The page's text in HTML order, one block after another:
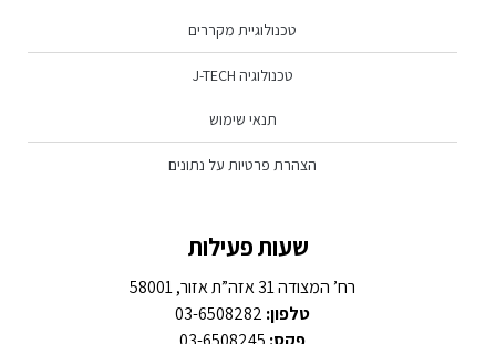
טכנולוגיית מקררים
טכנולוגיה J-TECH
תנאי שימוש
הצהרת פרטיות על נתונים
שעות פעילות
רח’ המצודה 31 אזה”ת אזור, 58001
טלפון: